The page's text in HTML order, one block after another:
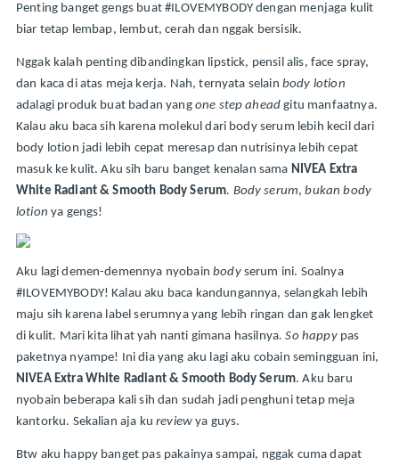
Penting banget gengs buat #ILOVEMYBODY dengan menjaga kulit
biar tetap lembap, lembut, cerah dan nggak bersisik.
Nggak kalah penting dibandingkan lipstick, pensil alis, face spray,
dan kaca di atas meja kerja. Nah, ternyata selain body lotion
adalagi produk buat badan yang one step ahead gitu manfaatnya.
Kalau aku baca sih karena molekul dari body serum lebih kecil dari
body lotion jadi lebih cepat meresap dan nutrisinya lebih cepat
masuk ke kulit. Aku sih baru banget kenalan sama NIVEA Extra
White Radiant & Smooth Body Serum. Body serum, bukan body
lotion ya gengs!
Aku lagi demen-demennya nyobain body serum ini. Soalnya
#ILOVEMYBODY! Kalau aku baca kandungannya, selangkah lebih
maju sih karena label serumnya yang lebih ringan dan gak lengket
di kulit. Mari kita lihat yah nanti gimana hasilnya. So happy pas
NIVEA Extra White Radiant & Smooth Body Serum. Aku baru
nyobain beberapa kali sih dan sudah jadi penghuni tetap meja
kantorku. Sekalian aja ku review ya guys.